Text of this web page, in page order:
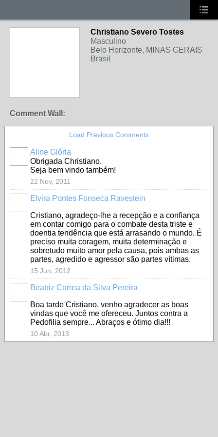
Christiano Severo Tostes
Masculino
Belo Horizonte, MINAS GERAIS
Brasil
Comment Wall:
Load Previous Comments
Aline Glória
Obrigada Christiano.
Seja bem vindo também!
22 Nov, 2011
Elvira Pontes Fonseca Ravestein
Cristiano, agradeço-lhe a recepção e a confiança
em contar comigo para o combate desta triste e
doentia tendência que está arrasando o mundo. É
preciso muita coragem, muita determinação e
sobretudo muito amor pela causa, pois ambas as
partes, agredido e agressor são partes vítimas.
15 Jun, 2012
Beatriz Correa da Silva Pereira
Boa tarde Cristiano, venho agradecer as boas
vindas que você me ofereceu. Juntos contra a
Pedofilia sempre... Abraços e ótimo dia!!!
10 Abr, 2013